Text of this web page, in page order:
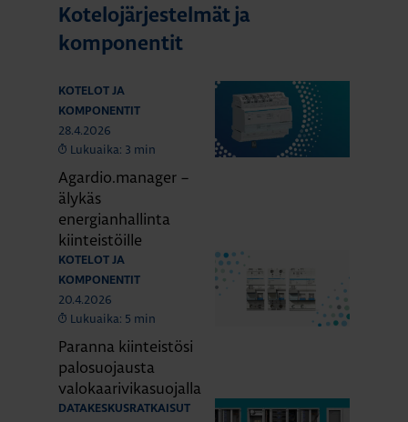
Kotelojärjestelmät ja
komponentit
KOTELOT JA
KOMPONENTIT
28.4.2026
Lukuaika: 3 min
Agardio.manager –
älykäs
energianhallinta
kiinteistöille
KOTELOT JA
KOMPONENTIT
20.4.2026
Lukuaika: 5 min
Paranna kiinteistösi
palosuojausta
valokaarivikasuojalla
DATAKESKUSRATKAISUT